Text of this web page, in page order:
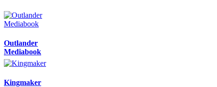
Outlander
Mediabook
Kingmaker